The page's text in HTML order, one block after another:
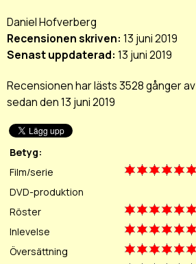
Daniel Hofverberg
Recensionen skriven: 13 juni 2019
Senast uppdaterad: 13 juni 2019
Recensionen har lästs 3528 gånger
sedan den 13 juni 2019
Betyg:
Film/serie
DVD-produktion
Röster
Inlevelse
Översättning